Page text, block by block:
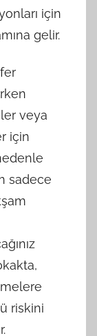
için
gelir.
veya
için
sadece
riskini